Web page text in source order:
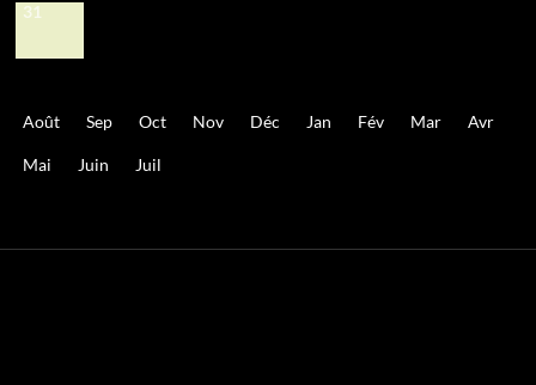
31
Août Sep Oct Nov Déc Jan Fév Mar Avr
Mai Juin Juil